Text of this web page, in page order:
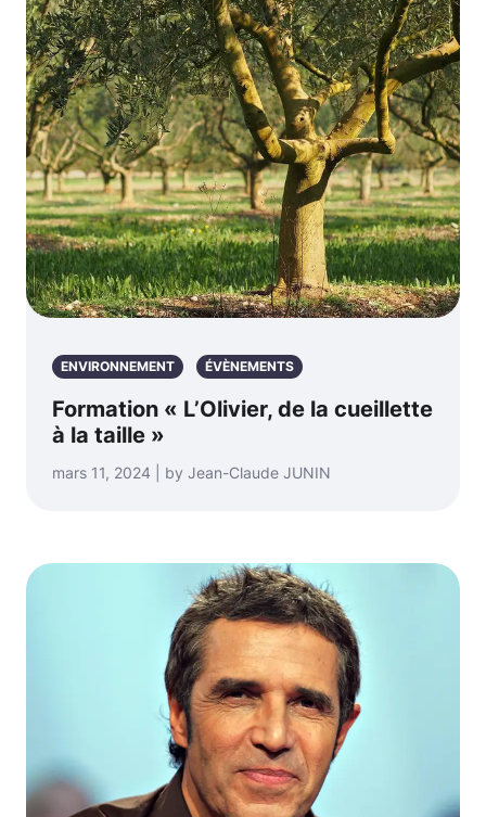
ENVIRONNEMENT ÉVÈNEMENTS
Formation « L’Olivier, de la cueillette
à la taille »
mars 11, 2024 | by Jean-Claude JUNIN